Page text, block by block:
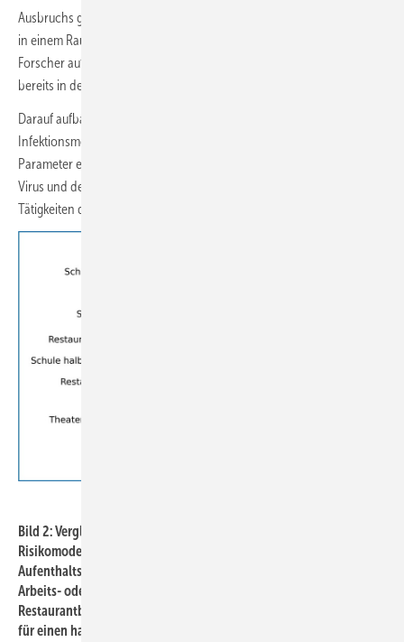
Ausbruchs geben zu können, etwa zur maximalen Zahl der Personen
in einem Raum oder zum notwendigen Frischluftstrom, griffen die
Forscher auf Grundgleichungen zur Infektionsdynamik zurück, die
bereits in den 1950er- und 1970er-Jahren entwickelt wurden.
Darauf aufbauend etablierten sie ein vereinfachtes mathematisches
Infektionsmodell, das die für ein Ausbruchsgeschehen relevanten
Parameter enthält. Diese beziehen sich auf die Eigenschaften des
Virus und des betrachteten Raums, aber zum Beispiel auch auf die
Tätigkeiten der Personen im Raum.
Bild 2: Vergleich des Risikofaktors x
Risikomodell für verschiedene Alltagssituationen. Die
Aufenthaltsdauern variieren hier – so wird jeweils ein ganzer
Arbeits- oder Schultag angenommen, ein Kino- oder
Restaurantbesuch entsprechend kürzer. Als Referenzwert gilt x
für einen halbstündigen Aufenthalt in einem Supermarkt mit